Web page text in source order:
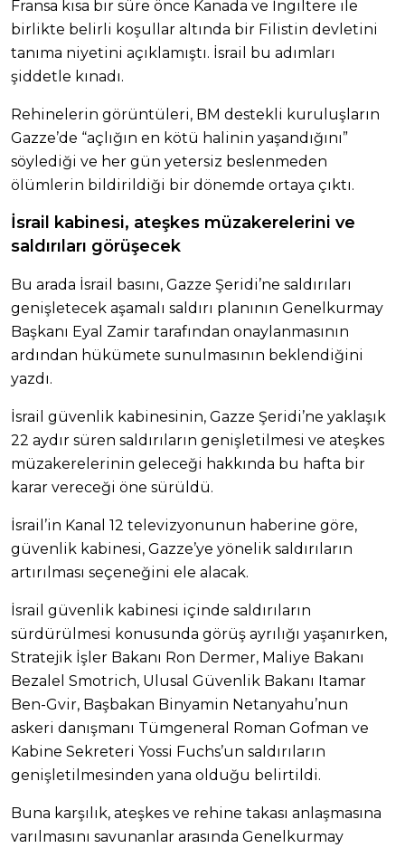
Fransa kısa bir süre önce Kanada ve İngiltere ile
birlikte belirli koşullar altında bir Filistin devletini
tanıma niyetini açıklamıştı. İsrail bu adımları
şiddetle kınadı.
Rehinelerin görüntüleri, BM destekli kuruluşların
Gazze’de “açlığın en kötü halinin yaşandığını”
söylediği ve her gün yetersiz beslenmeden
ölümlerin bildirildiği bir dönemde ortaya çıktı.
İsrail kabinesi, ateşkes müzakerelerini ve
saldırıları görüşecek
Bu arada İsrail basını, Gazze Şeridi’ne saldırıları
genişletecek aşamalı saldırı planının Genelkurmay
Başkanı Eyal Zamir tarafından onaylanmasının
ardından hükümete sunulmasının beklendiğini
yazdı.
İsrail güvenlik kabinesinin, Gazze Şeridi’ne yaklaşık
22 aydır süren saldırıların genişletilmesi ve ateşkes
müzakerelerinin geleceği hakkında bu hafta bir
karar vereceği öne sürüldü.
İsrail’in Kanal 12 televizyonunun haberine göre,
güvenlik kabinesi, Gazze’ye yönelik saldırıların
artırılması seçeneğini ele alacak.
İsrail güvenlik kabinesi içinde saldırıların
sürdürülmesi konusunda görüş ayrılığı yaşanırken,
Stratejik İşler Bakanı Ron Dermer, Maliye Bakanı
Bezalel Smotrich, Ulusal Güvenlik Bakanı Itamar
Ben-Gvir, Başbakan Binyamin Netanyahu’nun
askeri danışmanı Tümgeneral Roman Gofman ve
Kabine Sekreteri Yossi Fuchs’un saldırıların
genişletilmesinden yana olduğu belirtildi.
Buna karşılık, ateşkes ve rehine takası anlaşmasına
varılmasını savunanlar arasında Genelkurmay